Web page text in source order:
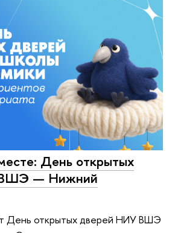
День открытых
— Нижний
День открытых дверей НИУ ВШЭ